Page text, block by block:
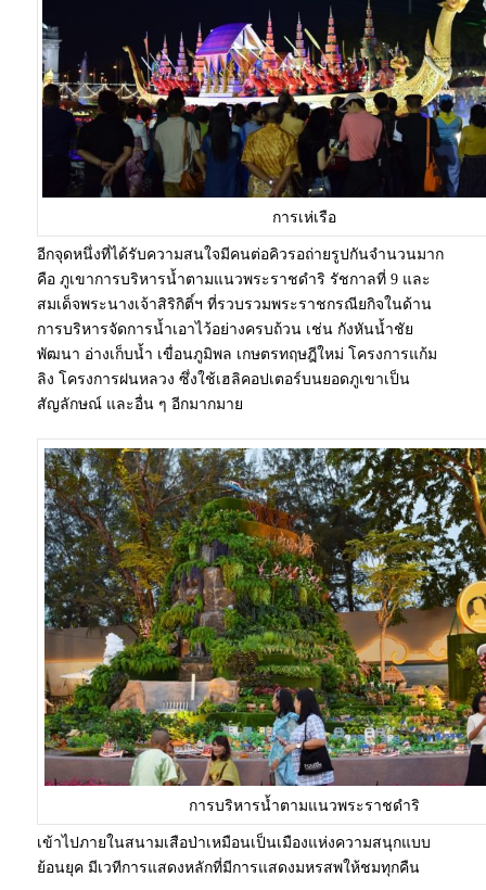
การเห่เรือ
อีกจุดหนึ่งที่ได้รับความสนใจมีคนต่อคิวรอถ่ายรูปกันจำนวนมาก
คือ ภูเขาการบริหารน้ำตามแนวพระราชดำริ รัชกาลที่ 9 และ
สมเด็จพระนางเจ้าสิริกิติ์ฯ ที่รวบรวมพระราชกรณียกิจในด้าน
การบริหารจัดการน้ำเอาไว้อย่างครบถ้วน เช่น กังหันน้ำชัย
พัฒนา อ่างเก็บน้ำ เขื่อนภูมิพล เกษตรทฤษฎีใหม่ โครงการแก้ม
ลิง โครงการฝนหลวง ซึ่งใช้เฮลิคอปเตอร์บนยอดภูเขาเป็น
สัญลักษณ์ และอื่น ๆ อีกมากมาย
การบริหารน้ำตามแนวพระราชดำริ
เข้าไปภายในสนามเสือป่าเหมือนเป็นเมืองแห่งความสนุกแบบ
ย้อนยุค มีเวทีการแสดงหลักที่มีการแสดงมหรสพให้ชมทุกคืน